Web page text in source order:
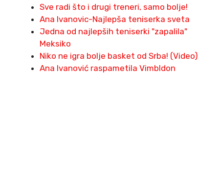
Sve radi što i drugi treneri, samo bolje!
Ana Ivanovic-Najlepša teniserka sveta
Jedna od najlepših teniserki "zapalila"
Meksiko
Niko ne igra bolje basket od Srba! (Video)
Ana Ivanović raspametila Vimbldon